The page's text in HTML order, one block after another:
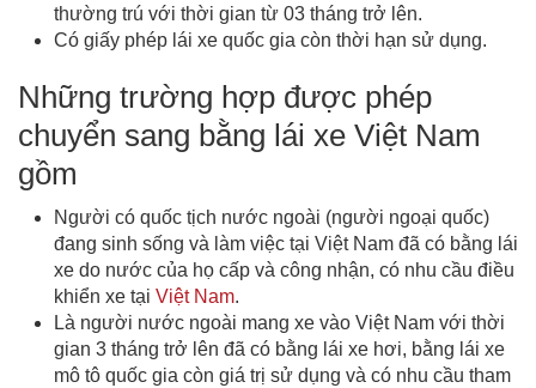
thường trú với thời gian từ 03 tháng trở lên.
Có giấy phép lái xe quốc gia còn thời hạn sử dụng.
Những trường hợp được phép
chuyển sang bằng lái xe Việt Nam
gồm
Người có quốc tịch nước ngoài (người ngoại quốc)
đang sinh sống và làm việc tại Việt Nam đã có bằng lái
xe do nước của họ cấp và công nhận, có nhu cầu điều
khiển xe tại Việt Nam.
Là người nước ngoài mang xe vào Việt Nam với thời
gian 3 tháng trở lên đã có bằng lái xe hơi, bằng lái xe
mô tô quốc gia còn giá trị sử dụng và có nhu cầu tham